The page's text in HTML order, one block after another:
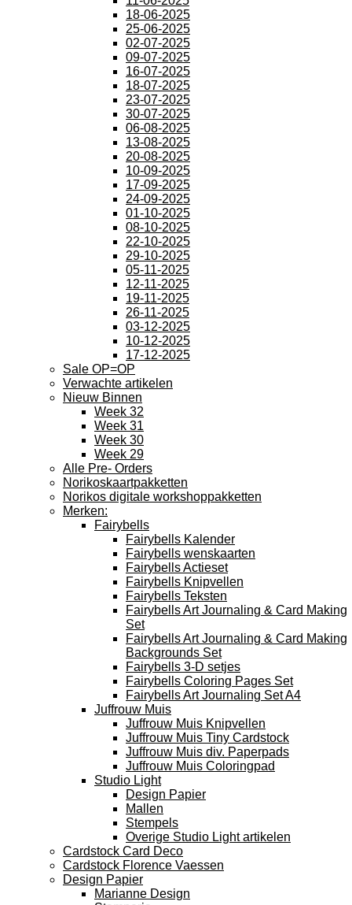
18-06-2025
25-06-2025
02-07-2025
09-07-2025
16-07-2025
18-07-2025
23-07-2025
30-07-2025
06-08-2025
13-08-2025
20-08-2025
10-09-2025
17-09-2025
24-09-2025
01-10-2025
08-10-2025
22-10-2025
29-10-2025
05-11-2025
12-11-2025
19-11-2025
26-11-2025
03-12-2025
10-12-2025
17-12-2025
Sale OP=OP
Verwachte artikelen
Nieuw Binnen
Week 32
Week 31
Week 30
Week 29
Alle Pre- Orders
Norikoskaartpakketten
Norikos digitale workshoppakketten
Merken:
Fairybells
Fairybells Kalender
Fairybells wenskaarten
Fairybells Actieset
Fairybells Knipvellen
Fairybells Teksten
Fairybells Art Journaling & Card Making
Set
Fairybells Art Journaling & Card Making
Backgrounds Set
Fairybells 3-D setjes
Fairybells Coloring Pages Set
Fairybells Art Journaling Set A4
Juffrouw Muis
Juffrouw Muis Knipvellen
Juffrouw Muis Tiny Cardstock
Juffrouw Muis div. Paperpads
Juffrouw Muis Coloringpad
Studio Light
Design Papier
Mallen
Stempels
Overige Studio Light artikelen
Cardstock Card Deco
Cardstock Florence Vaessen
Design Papier
Marianne Design